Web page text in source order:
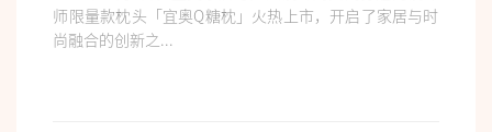
师限量款枕头「宜奥Q糖枕」火热上市，开启了家居与时
尚融合的创新之...